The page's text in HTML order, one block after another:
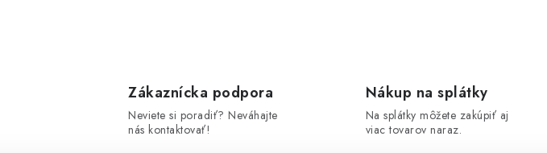
Zákaznícka podpora
Neviete si poradiť? Neváhajte
nás kontaktovať!
Nákup na splátky
Na splátky môžete zakúpiť aj
viac tovarov naraz.